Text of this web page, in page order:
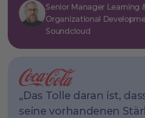
Senior Manager Learning
Organizational
Soundcloud
„Das Tolle daran ist,
seine vorhandenen